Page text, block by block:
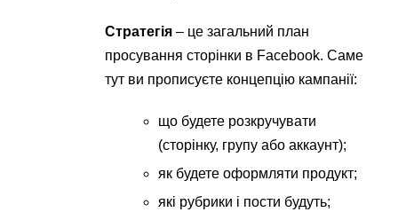
Стратегія – це загальний план
просування сторінки в Facebook. Саме
тут ви прописуєте концепцію кампанії:
що будете розкручувати
(сторінку, групу або аккаунт);
як будете оформляти продукт;
які рубрики і пости будуть;